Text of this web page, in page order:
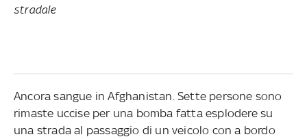
stradale
Ancora sangue in Afghanistan. Sette persone sono
rimaste uccise per una bomba fatta esplodere su
una strada al passaggio di un veicolo con a bordo